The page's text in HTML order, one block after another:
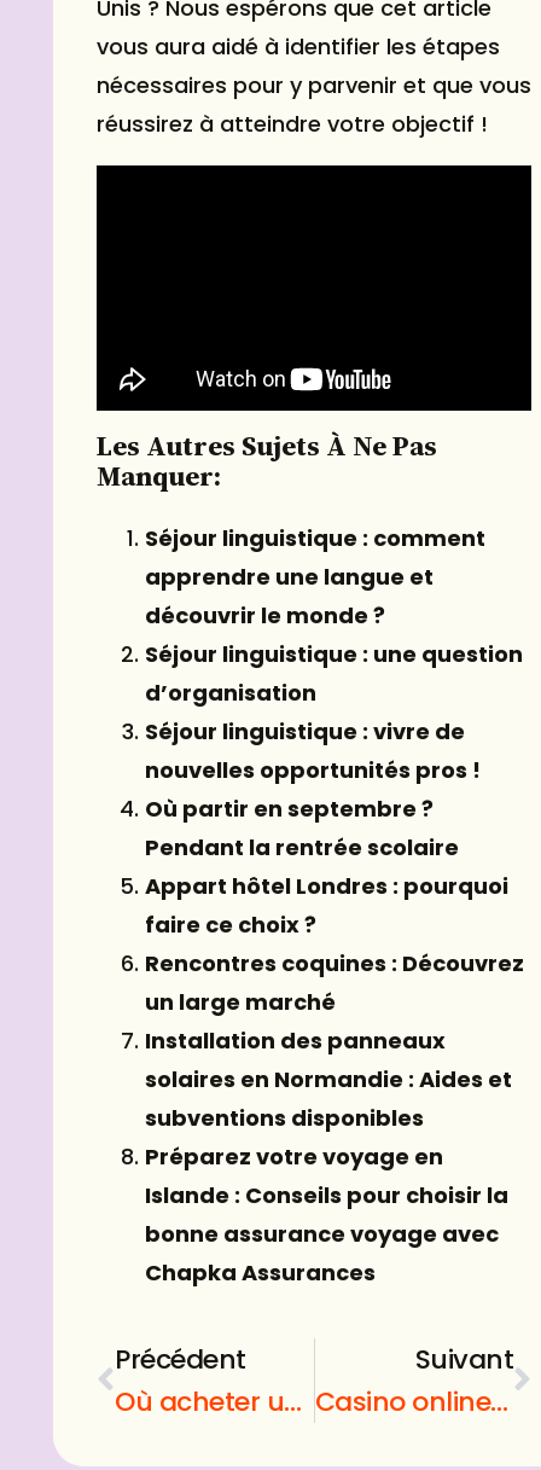
Unis ? Nous espérons que cet article
vous aura aidé à identifier les étapes
nécessaires pour y parvenir et que vous
réussirez à atteindre votre objectif !
Les Autres Sujets À Ne Pas
Manquer:
Séjour linguistique : comment
apprendre une langue et
découvrir le monde ?
Séjour linguistique : une question
d’organisation
Séjour linguistique : vivre de
nouvelles opportunités pros !
Où partir en septembre ?
Pendant la rentrée scolaire
Appart hôtel Londres : pourquoi
faire ce choix ?
Rencontres coquines : Découvrez
un large marché
Installation des panneaux
solaires en Normandie : Aides et
subventions disponibles
Préparez votre voyage en
Islande : Conseils pour choisir la
bonne assurance voyage avec
Chapka Assurances
Précédent
Où acheter un œuf de Yoni ?
Suivant
Casino online Canada : devenir un expert des jeux de casino